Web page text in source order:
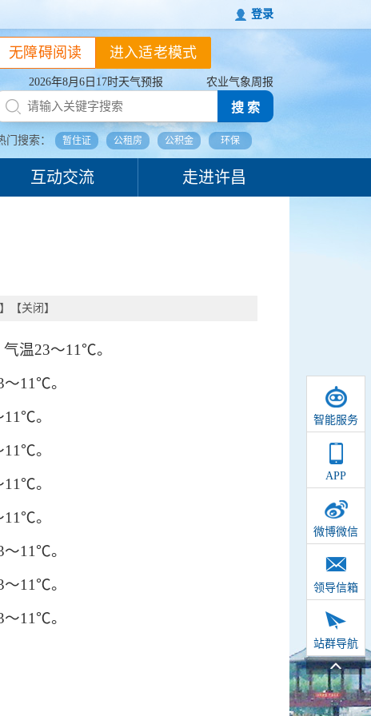
登录
2026年8月6日17时天气预报 农业气象周报
搜 索
门搜索： 暂住证 公租房 公积金 环保
进入适老模式
无障碍阅读
互动交流 走进许昌
智能服务
APP
微博微信
领导信箱
站群导航
】【关闭 】
温23～11℃。
11℃。
。
。
。
。
11℃。
11℃。
11℃。